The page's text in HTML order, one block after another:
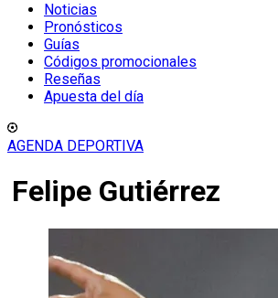
Noticias
Pronósticos
Guías
Códigos promocionales
Reseñas
Apuesta del día
AGENDA DEPORTIVA
Felipe Gutiérrez